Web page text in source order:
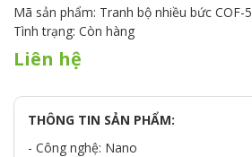
Mã sản phẩm: Tranh bộ nhiều bức COF-
Tình trạng: Còn hàng
Liên hệ
THÔNG TIN SẢN PHẨM:
- Công nghệ: Nano